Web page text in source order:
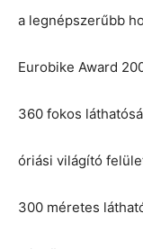
a legnépszerűbb
Eurobike Award
360 fokos
óriási világító
300 méretes